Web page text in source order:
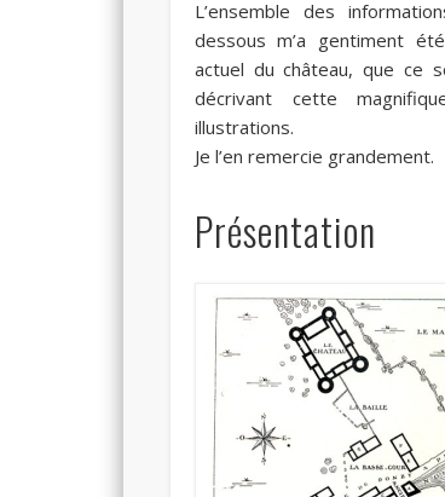
L’ensemble des
dessous m’a gentiment
actuel du château, que ce
décrivant cette
illustrations.
Je l’en remercie grandement.
Présentation